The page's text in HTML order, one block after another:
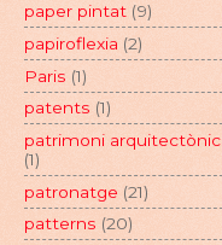
paper pintat (9)
papiroflexia (2)
Paris (1)
patents (1)
patrimoni arquitectònic
(1)
patronatge (21)
patterns (20)